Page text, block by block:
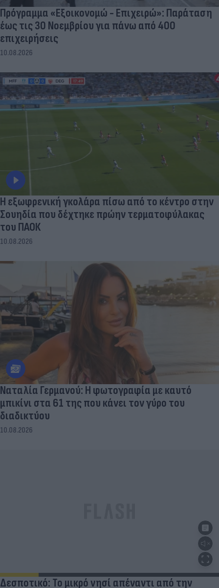
Πρόγραμμα «Εξοικονομώ - Επιχειρώ»: Παράταση
έως τις 30 Νοεμβρίου για πάνω από 400
επιχειρήσεις
10.08.2026
Η εξωφρενική γκολάρα πίσω από το κέντρο στην
Σουηδία που δέχτηκε πρώην τερματοφύλακας
του ΠΑΟΚ
10.08.2026
Ναταλία Γερμανού: Η φωτογραφία με καυτό
μπικίνι στα 61 της που κάνει τον γύρο του
διαδικτύου
10.08.2026
Δεσποτικό: Το μικρό νησί απέναντι από την